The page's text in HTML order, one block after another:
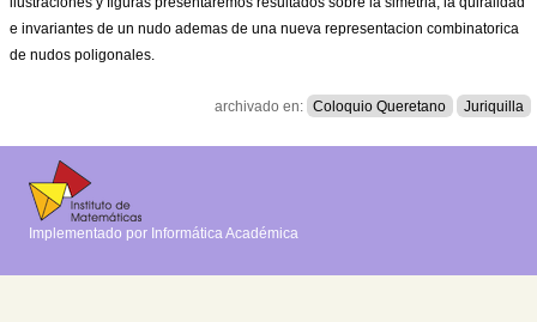
e invariantes de un nudo ademas de una nueva representacion combinatorica
de nudos poligonales.
archivado en: Coloquio Queretano Juriquilla
Implementado por Informática Académica